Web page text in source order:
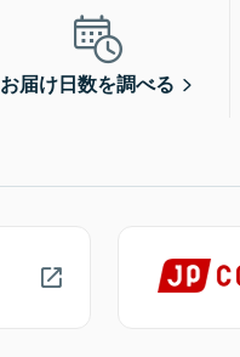
お届け日数を調べる